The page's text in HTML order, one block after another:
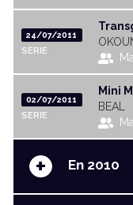
24/07/2011
SERIE
02/07/2011
SERIE
Mini
BEAL
+ En 2010